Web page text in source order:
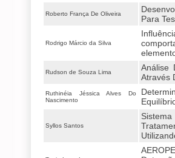
Roberto França De Oliveira
Para
Rodrigo Márcio da Silva
Rudson de Souza Lima
Análise
Através
Ruthinéia Jéssica Alves Do
Nascimento
Syllos Santos